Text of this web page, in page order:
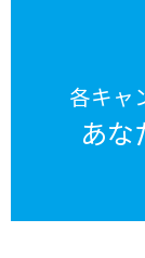
各キャ
あな